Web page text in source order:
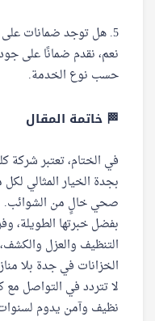
5. هل توجد ضمانات على الخدمة؟
نعم، نقدم ضمانًا على
حسب نوع الخدمة.
🏁 خاتمة المقال
في الختام، تعتبر شركة
بجدة الخيار المثالي
صحي خالٍ من الشوائب.
بفضل خبرتها الطويلة،
التنظيف والعزل
الخزانات في جدة بلا
لا تتردد في التواصل
نظيف وآمن يدوم